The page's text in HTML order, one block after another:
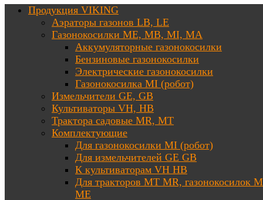
Продукция VIKING
Аэраторы газонов LB, LE
Газонокосилки ME, MB, MI, MA
Аккумуляторные газонокосилки
Бензиновые газонокосилки
Электрические газонокосилки
Газонокосилка MI (робот)
Измельчители GE, GB
Культиваторы VH, HB
Трактора садовые MR, MT
Комплектующие
Для газонокосилки MI (робот)
Для измельчителей GE GB
К культиваторам VH HB
Для тракторов МТ MR, газонокосилок
ME